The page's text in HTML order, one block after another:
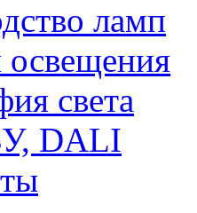
ламп
освещения
света
DALI